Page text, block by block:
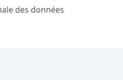
des données